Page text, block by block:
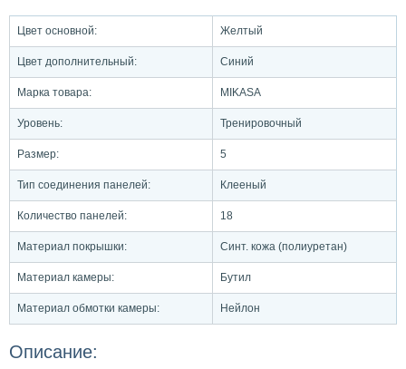
Цвет основной: Желтый
Цвет дополнительный: Синий
Марка товара: MIKASA
Уровень: Тренировочный
Размер: 5
Тип соединения панелей: Клееный
Количество панелей: 18
Материал покрышки: Синт. кожа (полиуретан)
Материал камеры: Бутил
Материал обмотки камеры: Нейлон
Описание: